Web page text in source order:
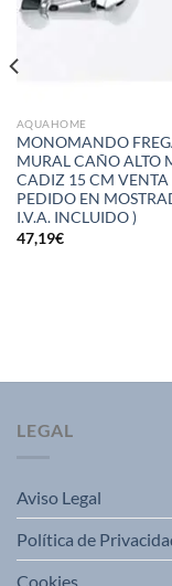
AQUAHOME
MONOMANDO
MURAL CAÑO ALTO
CADIZ 15 CM VENTA
PEDIDO EN
I.V.A. INCLUIDO )
47,19€
LEGAL
Aviso Legal
Política de
Cookies